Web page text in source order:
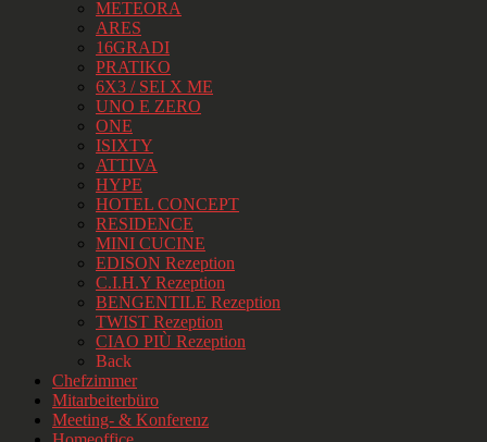
METEORA
ARES
16GRADI
PRATIKO
6X3 / SEI X ME
UNO E ZERO
ONE
ISIXTY
ATTIVA
HYPE
HOTEL CONCEPT
RESIDENCE
MINI CUCINE
EDISON Rezeption
C.I.H.Y Rezeption
BENGENTILE Rezeption
TWIST Rezeption
CIAO PIÙ Rezeption
Back
Chefzimmer
Mitarbeiterbüro
Meeting- & Konferenz